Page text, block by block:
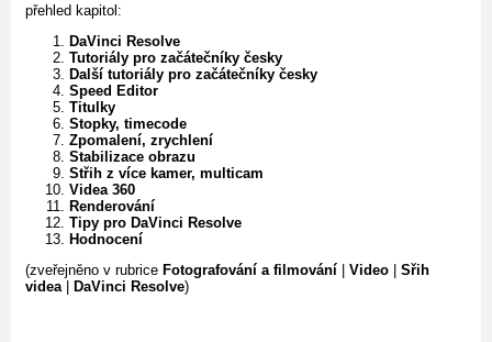
přehled kapitol:
DaVinci Resolve
Tutoriály pro začátečníky česky
Další tutoriály pro začátečníky česky
Speed Editor
Titulky
Stopky, timecode
Zpomalení, zrychlení
Stabilizace obrazu
Střih z více kamer, multicam
Videa 360
Renderování
Tipy pro DaVinci Resolve
Hodnocení
(zveřejněno v rubrice Fotografování a filmování Video
Sřih
videa
DaVinci Resolve)